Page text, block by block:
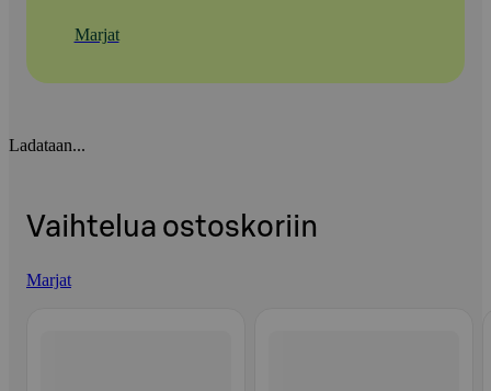
Marjat
Ladataan...
Vaihtelua ostoskoriin
Marjat